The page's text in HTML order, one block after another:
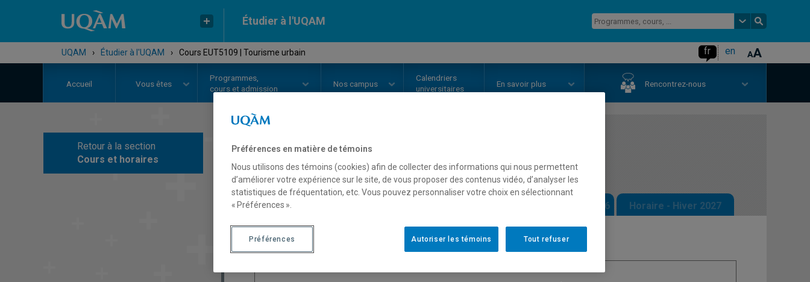
Étudier à l'UQAM
UQAM › Étudier à l'UQAM › Cours EUT5109 | Tourisme urbain fr en
Accueil Vous êtes
Programmes,
cours et admission
Nos campus
Calendriers
universitaires
En savoir plus Rencontrez-nous
Retour à la section
Cours et horaires
COURS// EUT5109 - Tourisme urbain
Description Horaire - Automne 2026 Horaire - Hiver 2027
Préférences en matière de témoins
Nous utilisons des témoins (cookies) afin de collecter des informations qui nous permettent
d’améliorer votre expérience sur le site, de vous proposer des contenus vidéo, d’analyser les
statistiques de fréquentation, etc. Vous pouvez personnaliser votre choix en sélectionnant
« Préférences ».
Tout refuser
Autoriser les témoins
Préférences